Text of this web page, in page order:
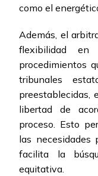
como el
Además, el
flexibilidad
procedimientos
tribunales
preestablecidas,
libertad de
proceso. Esto
las necesidades
facilita la
equitativa.